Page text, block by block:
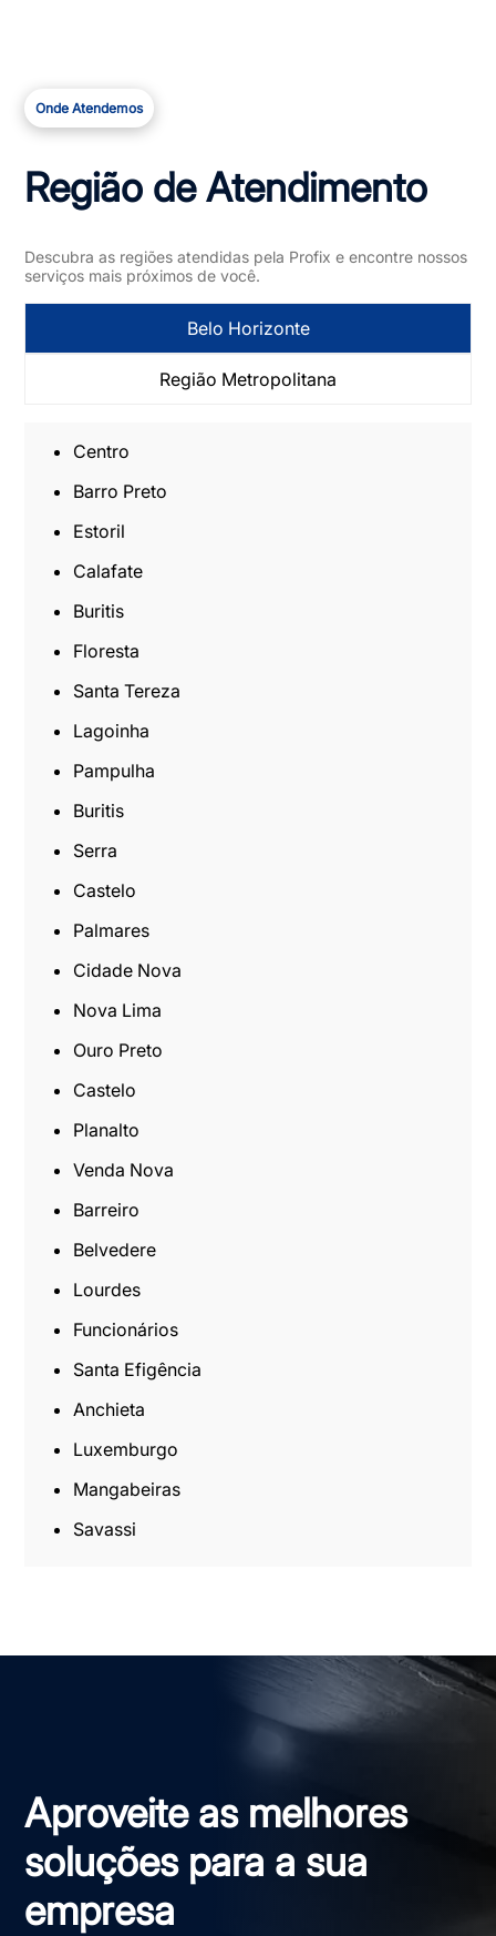
Onde Atendemos
Região de Atendimento
Descubra as regiões atendidas pela Profix e encontre nossos
serviços mais próximos de você.
Belo Horizonte
Região Metropolitana
Centro
Barro Preto
Estoril
Calafate
Buritis
Floresta
Santa Tereza
Lagoinha
Pampulha
Buritis
Serra
Castelo
Palmares
Cidade Nova
Nova Lima
Ouro Preto
Castelo
Planalto
Venda Nova
Barreiro
Belvedere
Lourdes
Funcionários
Santa Efigência
Anchieta
Luxemburgo
Mangabeiras
Savassi
Aproveite as melhores
soluções para a sua
empresa